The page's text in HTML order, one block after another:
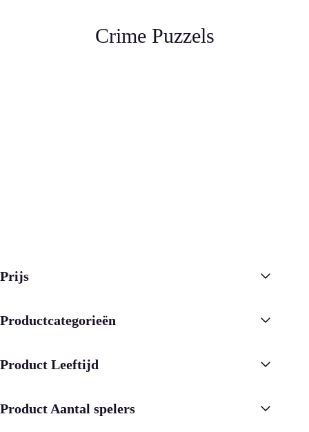
Crime Puzzels
Prijs
Productcategorieën
Product Leeftijd
Product Aantal spelers